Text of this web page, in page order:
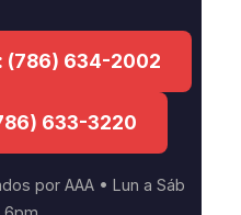
(786) 634-2002
633-3220
por AAA • Lun a Sáb